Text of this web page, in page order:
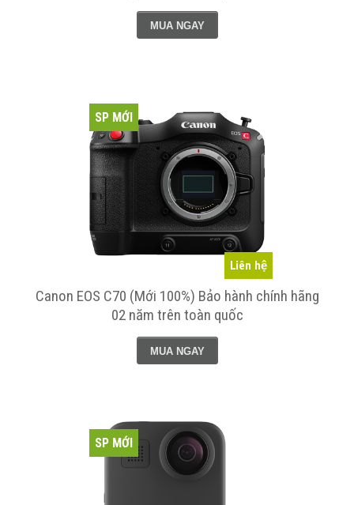
MUA NGAY
Liên hệ
SP MỚI
Canon EOS C70 (Mới 100%) Bảo hành chính hãng
02 năm trên toàn quốc
MUA NGAY
SP MỚI